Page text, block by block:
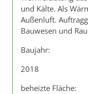
und Kälte. Als
Außenluft.
Bauwesen und
Baujahr:
2018
beheizte Fläche: